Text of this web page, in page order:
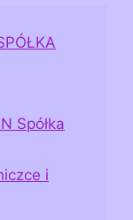
Spółka
i